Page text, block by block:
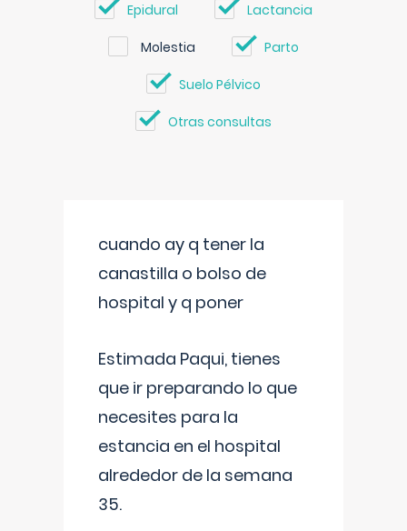
Epidural Lactancia
Molestia Parto
Suelo Pélvico
Otras consultas
cuando ay q tener la
canastilla o bolso de
hospital y q poner
Estimada Paqui, tienes
que ir preparando lo que
necesites para la
estancia en el hospital
alrededor de la semana
35.